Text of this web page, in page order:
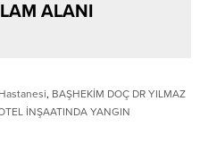
ALANI
, BAŞHEKİM DOÇ DR YILMAZ
İNŞAATINDA YANGIN